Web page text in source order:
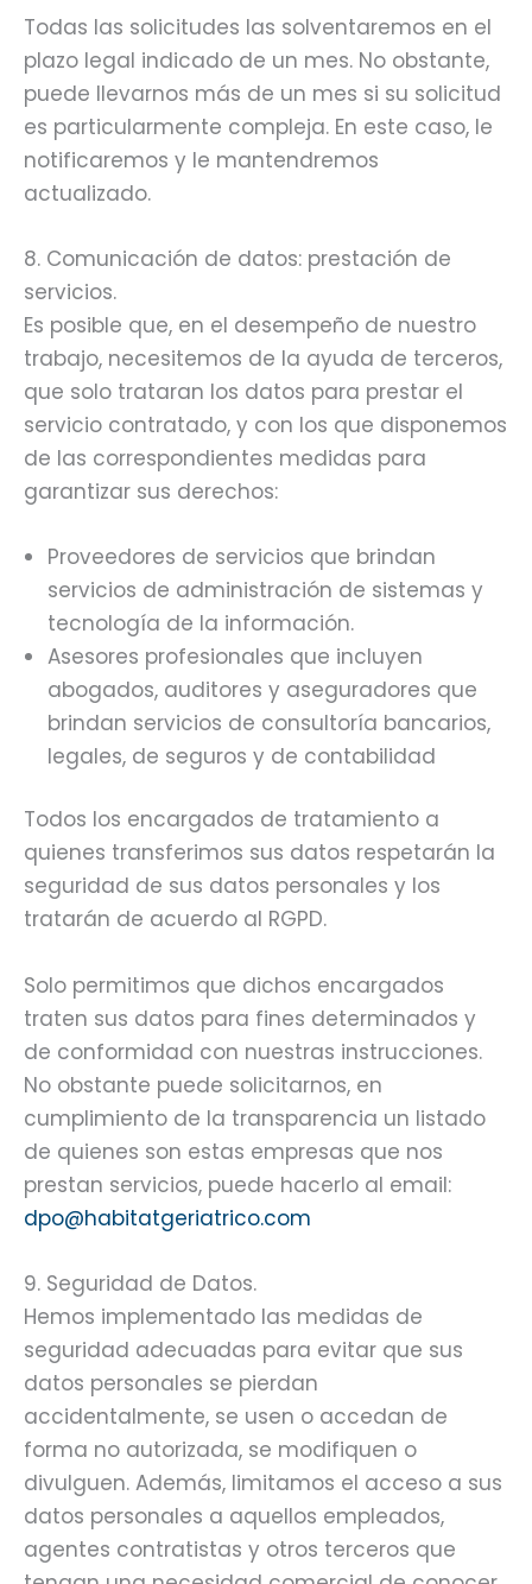
Todas las solicitudes las solventaremos en el
plazo legal indicado de un mes. No obstante,
puede llevarnos más de un mes si su solicitud
es particularmente compleja. En este caso, le
notificaremos y le mantendremos
actualizado.
8. Comunicación de datos: prestación de
servicios.
Es posible que, en el desempeño de nuestro
trabajo, necesitemos de la ayuda de terceros,
que solo trataran los datos para prestar el
servicio contratado, y con los que disponemos
de las correspondientes medidas para
garantizar sus derechos:
Proveedores de servicios que brindan
servicios de administración de sistemas y
tecnología de la información.
Asesores profesionales que incluyen
abogados, auditores y aseguradores que
brindan servicios de consultoría bancarios,
legales, de seguros y de contabilidad
Todos los encargados de tratamiento a
quienes transferimos sus datos respetarán la
seguridad de sus datos personales y los
tratarán de acuerdo al RGPD.
Solo permitimos que dichos encargados
traten sus datos para fines determinados y
de conformidad con nuestras instrucciones.
No obstante puede solicitarnos, en
cumplimiento de la transparencia un listado
de quienes son estas empresas que nos
prestan servicios, puede hacerlo al email:
dpo@habitatgeriatrico.com
9. Seguridad de Datos.
Hemos implementado las medidas de
seguridad adecuadas para evitar que sus
datos personales se pierdan
accidentalmente, se usen o accedan de
forma no autorizada, se modifiquen o
divulguen. Además, limitamos el acceso a sus
datos personales a aquellos empleados,
agentes contratistas y otros terceros que